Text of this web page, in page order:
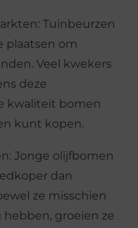
Tuinbeurzen
plaatsen om
Veel kwekers
deze
kwaliteit bomen
kunt kopen.
Jonge olijfbomen
dan
ze misschien
groeien ze